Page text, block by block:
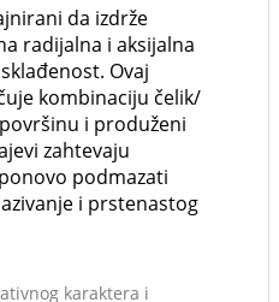
da izdrže
radijalna i aksijalna
Ovaj
kombinaciju čelik/
i produženi
zahtevaju
podmazati
i prstenastog
karaktera i